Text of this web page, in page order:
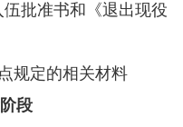
批准书和《退出现役
规定的相关材料
段